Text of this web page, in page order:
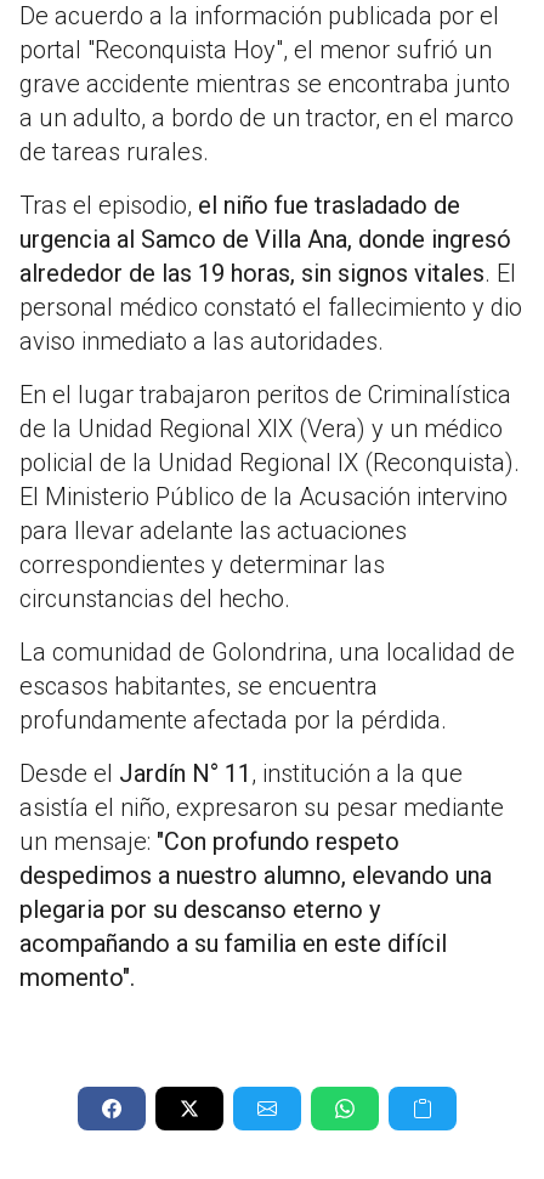
De acuerdo a la información publicada por el
portal "Reconquista Hoy", el menor sufrió un
grave accidente mientras se encontraba junto
a un adulto, a bordo de un tractor, en el marco
de tareas rurales.
Tras el episodio, el niño fue trasladado de
urgencia al Samco de Villa Ana, donde ingresó
alrededor de las 19 horas, sin signos vitales. El
personal médico constató el fallecimiento y dio
aviso inmediato a las autoridades.
En el lugar trabajaron peritos de Criminalística
de la Unidad Regional XIX (Vera) y un médico
policial de la Unidad Regional IX (Reconquista).
El Ministerio Público de la Acusación intervino
para llevar adelante las actuaciones
correspondientes y determinar las
circunstancias del hecho.
La comunidad de Golondrina, una localidad de
escasos habitantes, se encuentra
profundamente afectada por la pérdida.
Desde el Jardín N° 11 , institución a la que
asistía el niño, expresaron su pesar mediante
un mensaje: "Con profundo respeto
despedimos a nuestro alumno, elevando una
plegaria por su descanso eterno y
acompañando a su familia en este difícil
momento".